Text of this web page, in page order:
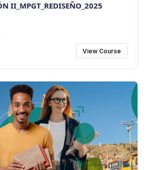
II_MPGT_REDISEÑO_2025
View Course